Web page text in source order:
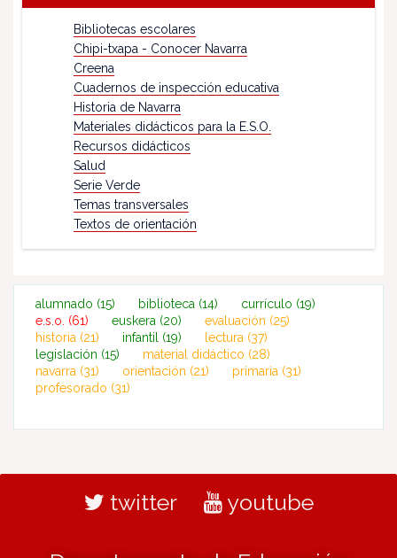
Bibliotecas escolares
Chipi-txapa - Conocer Navarra
Creena
Cuadernos de inspección educativa
Historia de Navarra
Materiales didácticos para la E.S.O.
Recursos didácticos
Salud
Serie Verde
Temas transversales
Textos de orientación
alumnado (15) biblioteca (14) currículo (19)
e.s.o. (61) euskera (20) evaluación (25)
historia (21) infantil (19) lectura (37)
legislación (15) material didáctico (28)
navarra (31) orientación (21) primaria (31)
profesorado (31)
twitter youtube